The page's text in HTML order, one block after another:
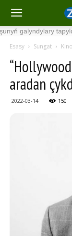
tapyldy ·
Esasy Sungat Kino
aradan
2022-03-14 150